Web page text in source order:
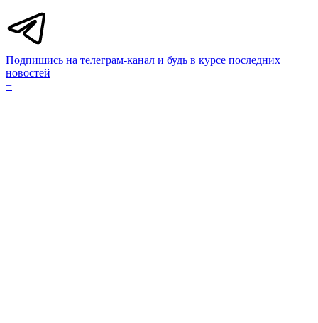
Подпишись на телеграм-канал и будь в курсе последних
новостей
+